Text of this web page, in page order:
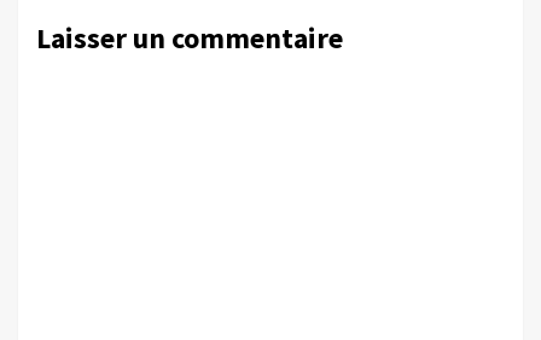
Laisser un commentaire